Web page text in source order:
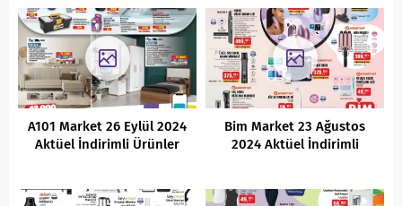
A101 Market 26 Eylül 2024
Aktüel İndirimli Ürünler
Bim Market 23 Ağustos
2024 Aktüel İndirimli